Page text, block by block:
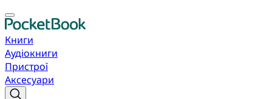
Книги
Аудіокниги
Пристрої
Аксесуари